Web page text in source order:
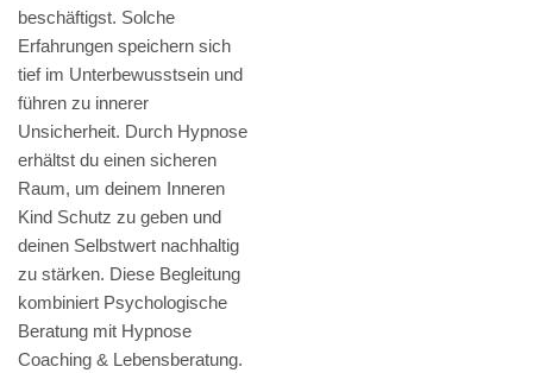
beschäftigst. Solche
Erfahrungen speichern sich
tief im Unterbewusstsein und
führen zu innerer
Unsicherheit. Durch Hypnose
erhältst du einen sicheren
Raum, um deinem Inneren
Kind Schutz zu geben und
deinen Selbstwert nachhaltig
zu stärken. Diese Begleitung
kombiniert Psychologische
Beratung mit Hypnose
Coaching & Lebensberatung.